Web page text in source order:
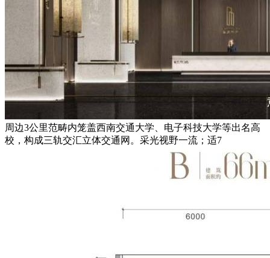
周边3公里范畴内笼盖西南交通大学、电子科技大学等出名高
校，构成三轨交汇立体交通网。采光视野一流；适7